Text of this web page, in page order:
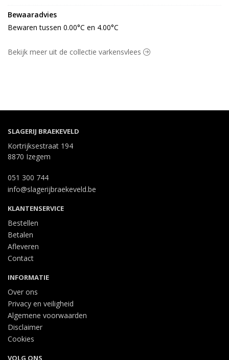
Bewaaradvies
Bewaren tussen 0.00°C en 4.00°C
Bekijk meer uit de collectie varkensvlees
SLAGERIJ BRAEKEVELD
Kortrijksestraat 194
8870 Izegem
051 300 744
info@slagerijbraekeveld.be
KLANTENSERVICE
Bestellen
Betalen
Afleveren
Contact
INFORMATIE
Over ons
Privacy en veiligheid
Algemene voorwaarden
Disclaimer
Cookies
VOLG ONS